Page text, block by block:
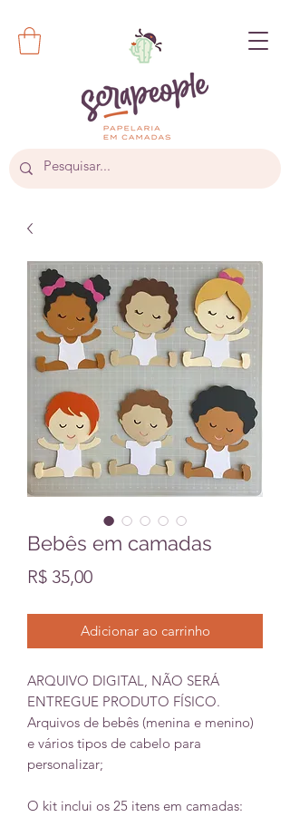
Bebês em camadas
R$ 35,00Preço
Adicionar ao carrinho
ARQUIVO DIGITAL, NÃO SERÁ
ENTREGUE PRODUTO FÍSICO.
Arquivos de bebês (menina e menino)
e vários tipos de cabelo para
personalizar;
O kit inclui os 25 itens em camadas: